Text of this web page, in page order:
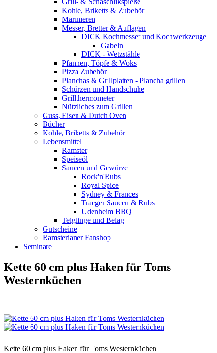
Grill- & Schaschlikspieße
Kohle, Briketts & Zubehör
Marinieren
Messer, Bretter & Auflagen
DICK Kochmesser und Kochwerkzeuge
Gabeln
DICK - Wetzstähle
Pfannen, Töpfe & Woks
Pizza Zubehör
Planchas & Grillplatten - Plancha grillen
Schürzen und Handschuhe
Grillthermometer
Nützliches zum Grillen
Guss, Eisen & Dutch Oven
Bücher
Kohle, Briketts & Zubehör
Lebensmittel
Ramster
Speiseöl
Saucen und Gewürze
Rock'n'Rubs
Royal Spice
Sydney & Frances
Traeger Saucen & Rubs
Udenheim BBQ
Teiglinge und Belag
Gutscheine
Ramsterianer Fanshop
Seminare
Kette 60 cm plus Haken für Toms
Westernküchen
Kette 60 cm plus Haken für Toms Westernküchen